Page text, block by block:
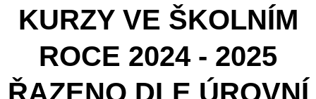
KURZY VE ŠKOLNÍM
ROCE 2024 - 2025